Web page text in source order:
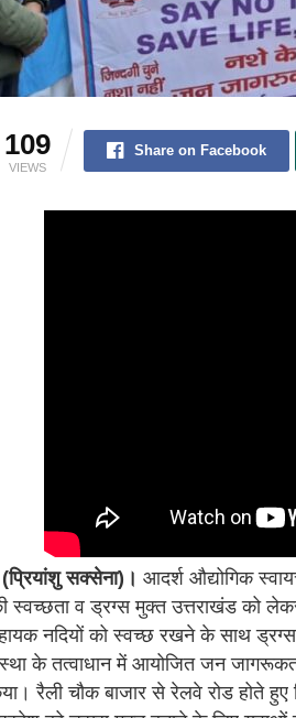
109
VIEWS
Share on Facebook
(प्रियांशु सक्सेना)। आदर्श औद्योगिक
स्वच्छता व ड्रग्स मुक्त उत्तराखंड को
नदियों को स्वच्छ रखने के साथ
के तत्वाधान में आयोजित जन
रैली चौक बाजार से रेलवे रोड होते